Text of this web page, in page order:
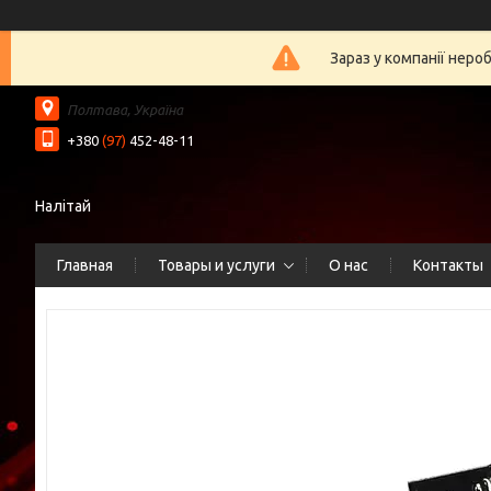
Зараз у компанії
Полтава, Україна
+380 (97) 452-48-11
Налітай
Главная Товары и услуги О нас Контакты